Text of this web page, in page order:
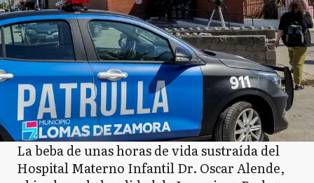
La beba de unas horas de vida sustraída del
Hospital Materno Infantil Dr. Oscar Alende,